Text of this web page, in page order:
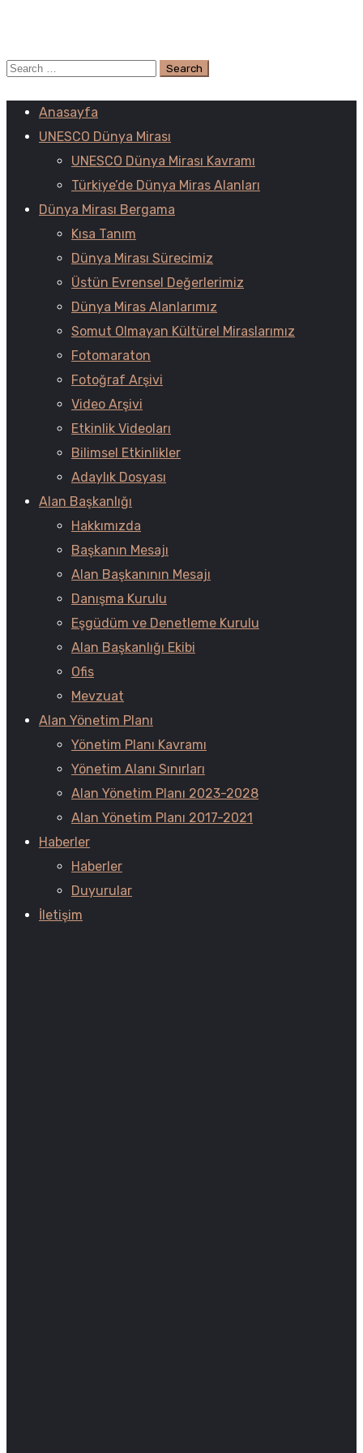
Anasayfa
UNESCO Dünya Mirası
UNESCO Dünya Mirası Kavramı
Türkiye’de Dünya Miras Alanları
Dünya Mirası Bergama
Kısa Tanım
Dünya Mirası Sürecimiz
Üstün Evrensel Değerlerimiz
Dünya Miras Alanlarımız
Somut Olmayan Kültürel Miraslarımız
Fotomaraton
Fotoğraf Arşivi
Video Arşivi
Etkinlik Videoları
Bilimsel Etkinlikler
Adaylık Dosyası
Alan Başkanlığı
Hakkımızda
Başkanın Mesajı
Alan Başkanının Mesajı
Danışma Kurulu
Eşgüdüm ve Denetleme Kurulu
Alan Başkanlığı Ekibi
Ofis
Mevzuat
Alan Yönetim Planı
Yönetim Planı Kavramı
Yönetim Alanı Sınırları
Alan Yönetim Planı 2023-2028
Alan Yönetim Planı 2017-2021
Haberler
Haberler
Duyurular
İletişim